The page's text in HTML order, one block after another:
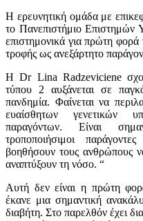
Η ερευνητική ομάδα με
το Πανεπιστήμιο Επιστημών
επιστημονικά για πρώτη
τροφής ως ανεξάρτητο
Η Dr Lina Radzeviciene
τύπου 2 αυξάνεται σε
πανδημία. Φαίνεται να
ευαίσθητων γενετικών
παραγόντων. Είναι
τροποποιήσιμοι
βοηθήσουν τους ανθρώπους
αναπτύξουν τη νόσο. “
Αυτή δεν είναι η πρώτη
έκανε μια σημαντική
διαβήτη. Στο παρελθόν έχει